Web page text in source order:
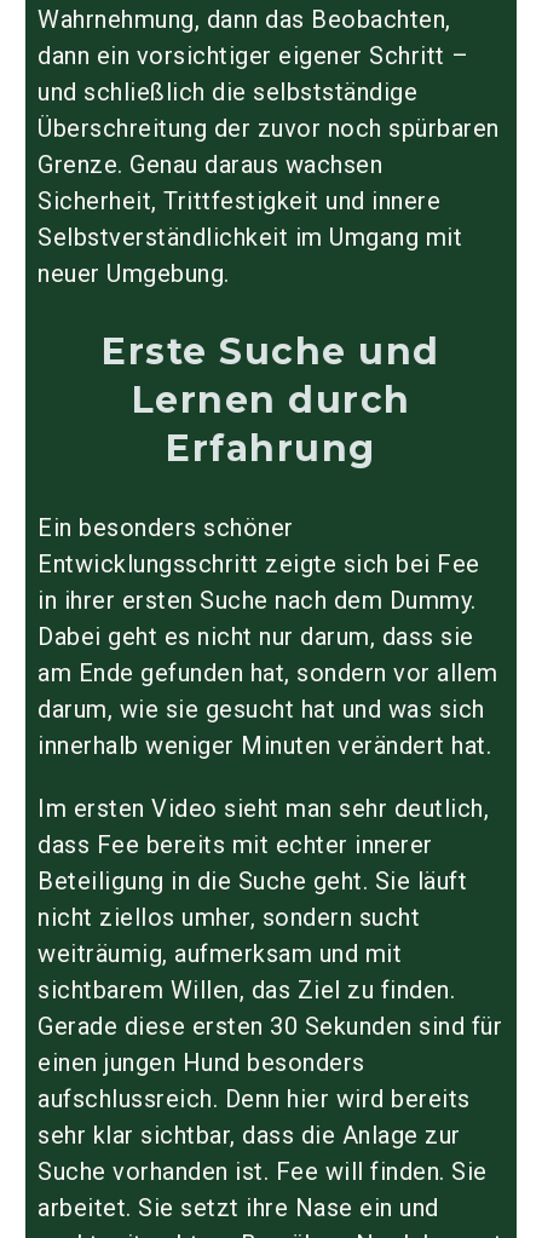
Wahrnehmung, dann das Beobachten,
dann ein vorsichtiger eigener Schritt –
und schließlich die selbstständige
Überschreitung der zuvor noch spürbaren
Grenze. Genau daraus wachsen
Sicherheit, Trittfestigkeit und innere
Selbstverständlichkeit im Umgang mit
neuer Umgebung.
Erste Suche und
Lernen durch
Erfahrung
Ein besonders schöner
Entwicklungsschritt zeigte sich bei Fee
in ihrer ersten Suche nach dem Dummy.
Dabei geht es nicht nur darum, dass sie
am Ende gefunden hat, sondern vor allem
darum, wie sie gesucht hat und was sich
innerhalb weniger Minuten verändert hat.
Im ersten Video sieht man sehr deutlich,
dass Fee bereits mit echter innerer
Beteiligung in die Suche geht. Sie läuft
nicht ziellos umher, sondern sucht
weiträumig, aufmerksam und mit
sichtbarem Willen, das Ziel zu finden.
Gerade diese ersten 30 Sekunden sind für
einen jungen Hund besonders
aufschlussreich. Denn hier wird bereits
sehr klar sichtbar, dass die Anlage zur
Suche vorhanden ist. Fee will finden. Sie
arbeitet. Sie setzt ihre Nase ein und